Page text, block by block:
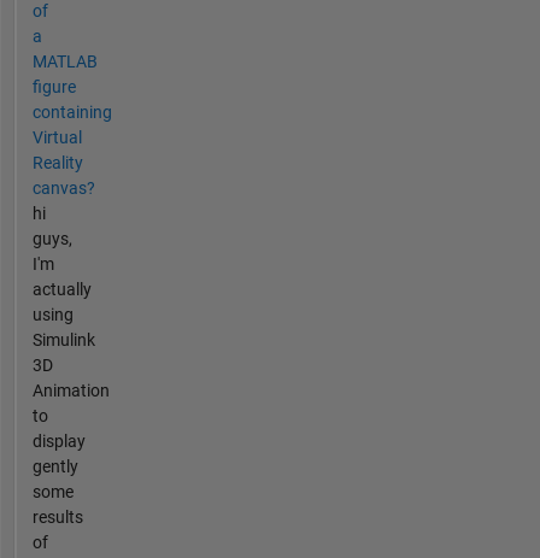
of
a
MATLAB
figure
containing
Virtual
Reality
canvas?
hi
guys,
I'm
actually
using
Simulink
3D
Animation
to
display
gently
some
results
of